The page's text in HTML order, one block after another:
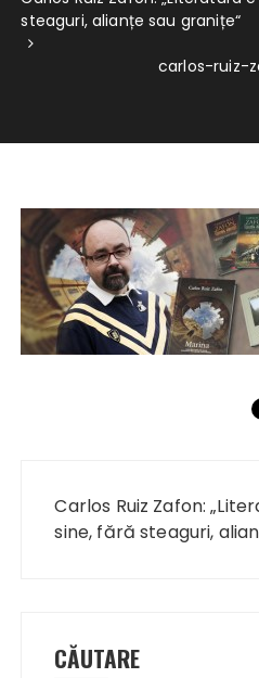
steaguri, alianțe sau granițe“
carlos-ruiz-
articole
Carlos Ruiz Zafon:
sine, fără steaguri,
CĂUTARE